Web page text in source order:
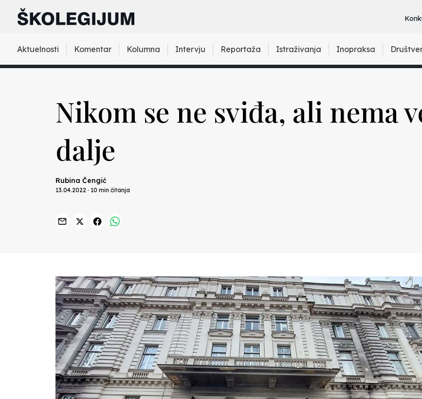
Aktuelnosti Komentar Kolumna Intervju Reportaža Istraživanja Inopraksa
Nikom se ne sviđa, ali nema
dalje
Rubina Čengić
13.04.2022 · 10 min čitanja